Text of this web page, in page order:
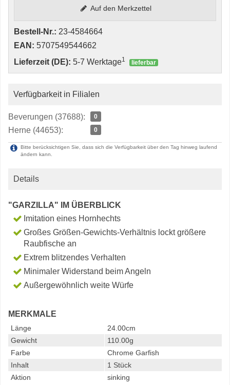
Auf den Merkzettel
Bestell-Nr.: 23-4584664
EAN: 5707549544662
Lieferzeit (DE): 5-7 Werktage1 lieferbar
Verfügbarkeit in Filialen
Beverungen (37688): 0
Herne (44653): 0
Bitte berücksichtigen Sie, dass sich die Verfügbarkeit über den Tag hinweg laufend
ändern kann.
Details
"GARZILLA" IM ÜBERBLICK
Imitation eines Hornhechts
Großes Größen-Gewichts-Verhältnis lockt größere
Raubfische an
Extrem blitzendes Verhalten
Minimaler Widerstand beim Angeln
Außergewöhnlich weite Würfe
MERKMALE
Länge
24.00cm
Gewicht
110.00g
Farbe
Chrome Garfish
Inhalt
1 Stück
Aktion
sinking